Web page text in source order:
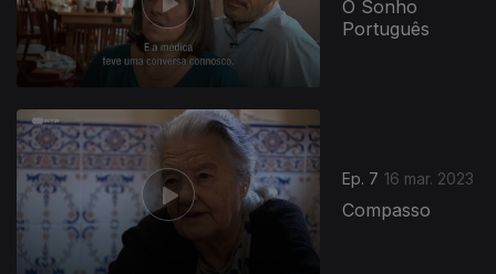
O Sonho
Português
Ep. 7 16 mar. 2023
Compasso